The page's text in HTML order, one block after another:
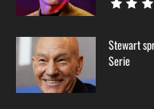
Stewart
Serie